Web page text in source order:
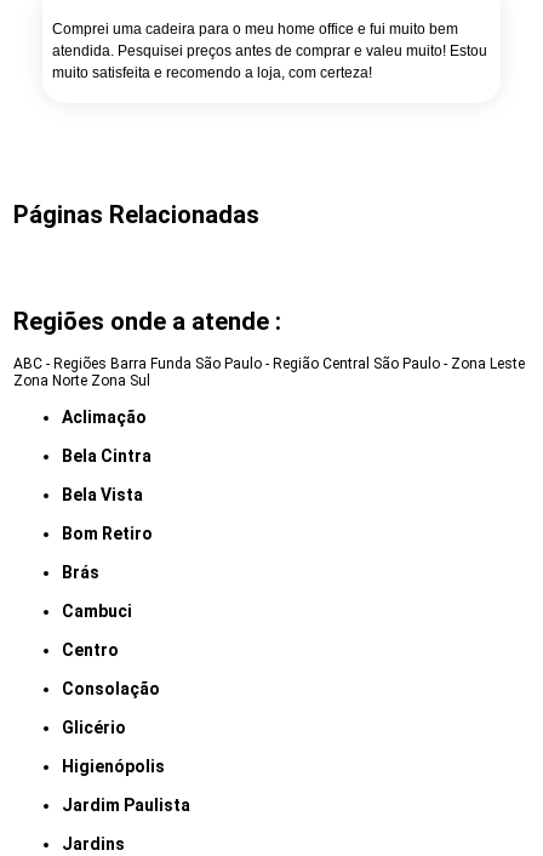
Comprei uma cadeira para o meu home office e fui muito bem
atendida. Pesquisei preços antes de comprar e valeu muito! Estou
muito satisfeita e recomendo a loja, com certeza!
Páginas Relacionadas
Regiões onde a atende :
ABC - Regiões Barra Funda São Paulo - Região Central São Paulo - Zona Leste
Zona Norte Zona Sul
Aclimação
Bela Cintra
Bela Vista
Bom Retiro
Brás
Cambuci
Centro
Consolação
Glicério
Higienópolis
Jardim Paulista
Jardins